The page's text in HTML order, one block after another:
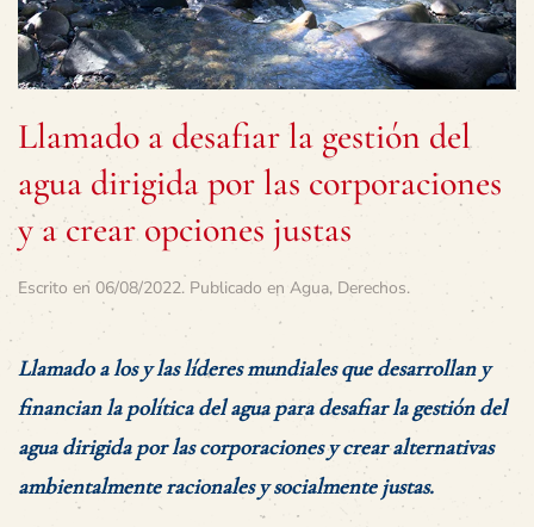
Llamado a desafiar la gestión del
agua dirigida por las corporaciones
y a crear opciones justas
Escrito en 06/08/2022. Publicado en Agua, Derechos.
Llamado a los y las líderes mundiales que desarrollan y
financian la política del agua para desafiar la gestión del
agua dirigida por las corporaciones y crear alternativas
ambientalmente racionales y socialmente justas.